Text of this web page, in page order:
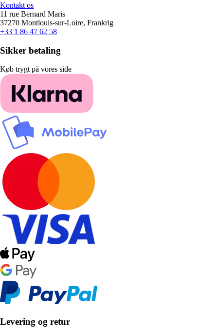
Kontakt os
11 rue Bernard Maris
37270 Montlouis-sur-Loire, Frankrig
+33 1 86 47 62 58
Sikker betaling
Køb trygt på vores side
Levering og retur